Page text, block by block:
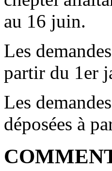
au 16 juin.
Les
partir du 1er
Les
déposées à